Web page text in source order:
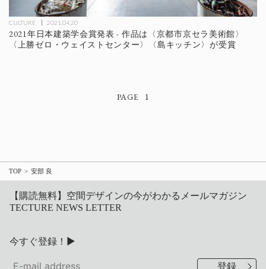
CULTURE 2021.04.20
2021年日本建築学会賞発表 - 作品は〈京都市京セラ美術館〉
〈上勝ゼロ・ウェイストセンター〉〈島キッチン〉が受賞
1
TOP 安部 良
【購読無料】空間デザインの今がわかるメールマガジン
TECTURE NEWS LETTER
今すぐ登録！▶